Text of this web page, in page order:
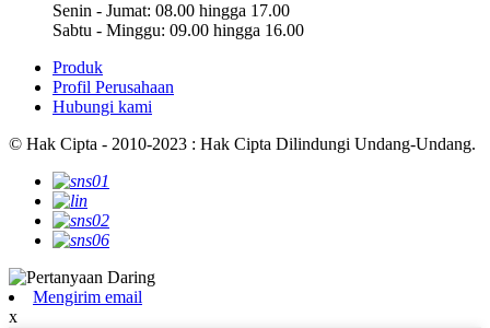
Senin - Jumat: 08.00 hingga 17.00
Sabtu - Minggu: 09.00 hingga 16.00
Produk
Profil Perusahaan
Hubungi kami
© Hak Cipta - 2010-2023 : Hak Cipta Dilindungi Undang-Undang.
Mengirim email
x